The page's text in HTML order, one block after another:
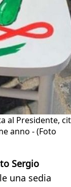
al Presidente,
anno - (Foto
Sergio
una sedia